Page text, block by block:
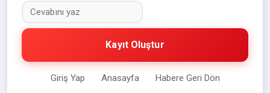
Kayıt Oluştur
Giriş Yap Anasayfa Habere Geri Dön